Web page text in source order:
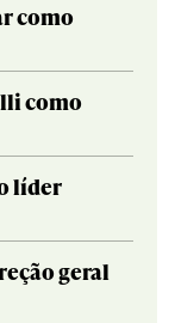
como
como
líder
geral